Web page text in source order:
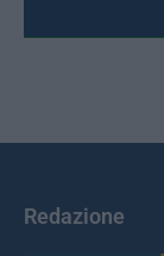
Redazione